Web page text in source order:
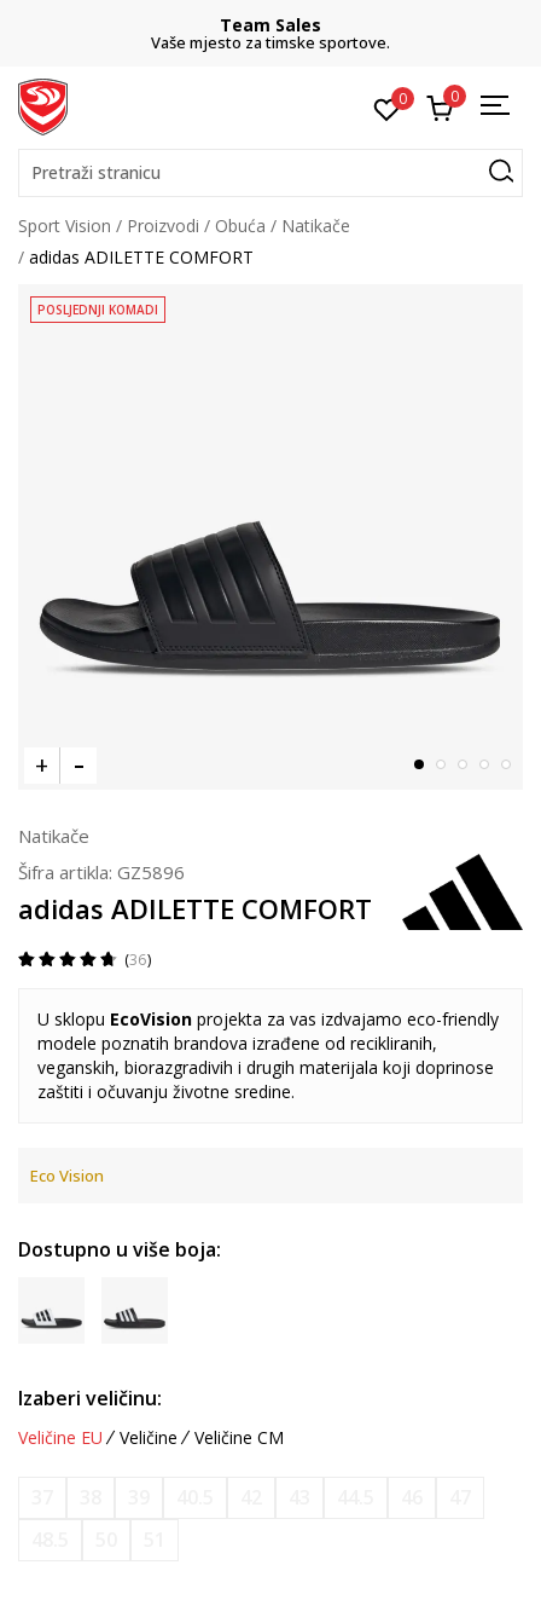
Team Sales
Vaše mjesto za timske sportove.
0 0
Pretraži stranicu
Sport Vision Proizvodi Obuća
Natikače
adidas ADILETTE COMFORT
POSLJEDNJI KOMADI
Natikače
Šifra artikla: GZ5896
adidas ADILETTE COMFORT
36
U sklopu EcoVision projekta za vas izdvajamo eco-friendly
modele poznatih brandova izrađene od recikliranih,
veganskih, biorazgradivih i drugih materijala koji doprinose
zaštiti i očuvanju životne sredine.
Eco Vision
Dostupno u više boja:
Izaberi veličinu:
Veličine EU Veličine Veličine CM